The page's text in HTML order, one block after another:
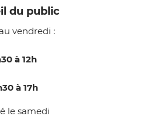
du public
vendredi :
à 12h
à 17h
le samedi